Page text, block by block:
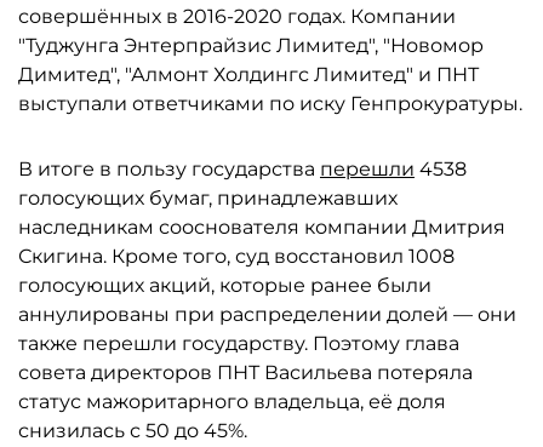
совершённых в 2016-2020 годах. Компании
"Туджунга Энтерпрайзис Лимитед", "Новомор
Димитед", "Алмонт Холдингс Лимитед" и ПНТ
выступали ответчиками по иску Генпрокуратуры.
В итоге в пользу государства перешли 4538
голосующих бумаг, принадлежавших
наследникам сооснователя компании Дмитрия
Скигина. Кроме того, суд восстановил 1008
голосующих акций, которые ранее были
аннулированы при распределении долей — они
также перешли государству. Поэтому глава
совета директоров ПНТ Васильева потеряла
статус мажоритарного владельца, её доля
снизилась с 50 до 45%.